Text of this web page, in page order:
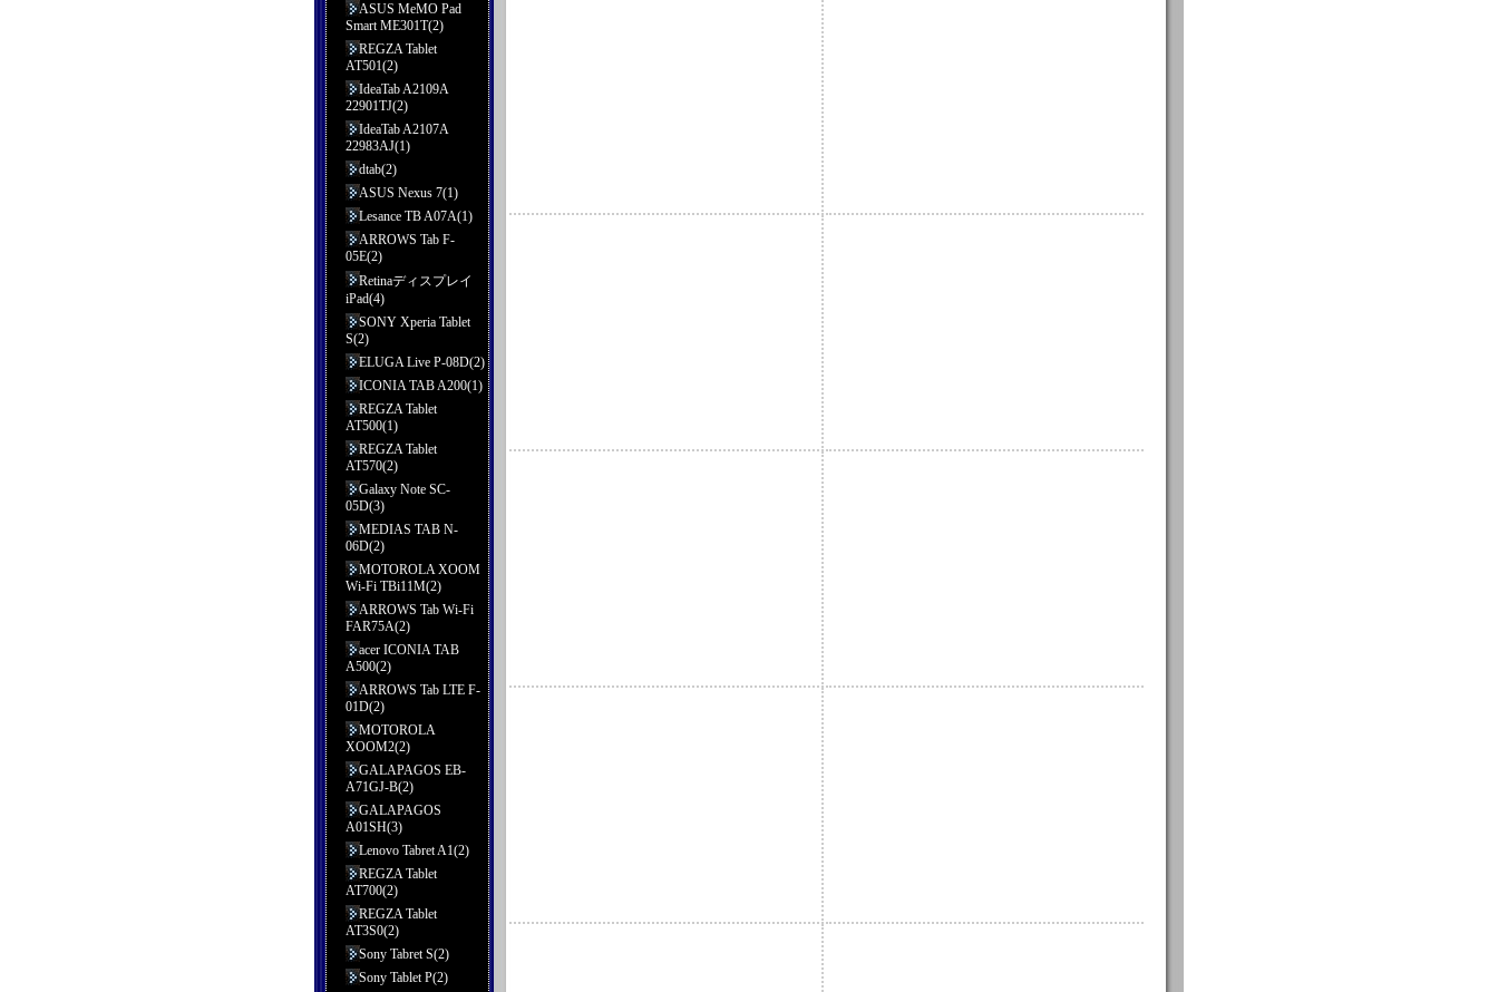
ASUS MeMO Pad
Smart ME301T(2)
REGZA Tablet
AT501(2)
IdeaTab A2109A
22901TJ(2)
IdeaTab A2107A
22983AJ(1)
dtab(2)
ASUS Nexus 7(1)
Lesance TB A07A(1)
ARROWS Tab F-
05E(2)
Retinaディスプレイ
iPad(4)
SONY Xperia Tablet
S(2)
ELUGA Live P-08D(2)
ICONIA TAB A200(1)
REGZA Tablet
AT500(1)
REGZA Tablet
AT570(2)
Galaxy Note SC-
05D(3)
MEDIAS TAB N-
06D(2)
MOTOROLA XOOM
Wi-Fi TBi11M(2)
ARROWS Tab Wi-Fi
FAR75A(2)
acer ICONIA TAB
A500(2)
ARROWS Tab LTE F-
01D(2)
MOTOROLA
XOOM2(2)
GALAPAGOS EB-
A71GJ-B(2)
GALAPAGOS
A01SH(3)
Lenovo Tabret A1(2)
REGZA Tablet
AT700(2)
REGZA Tablet
AT3S0(2)
Sony Tabret S(2)
Sony Tablet P(2)